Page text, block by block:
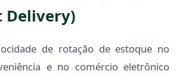
Delivery)
de rotação de estoque no
e no comércio eletrônico